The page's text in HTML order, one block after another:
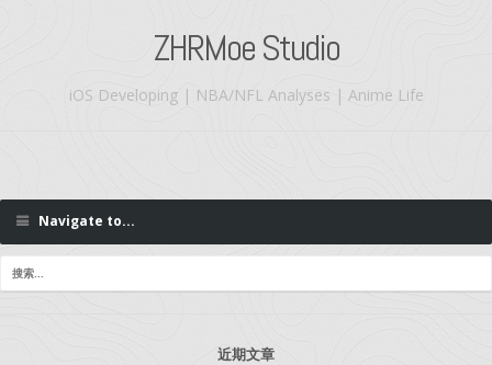
ZHRMoe Studio
iOS Developing | NBA/NFL Analyses | Anime Life
Navigate to...
近期文章